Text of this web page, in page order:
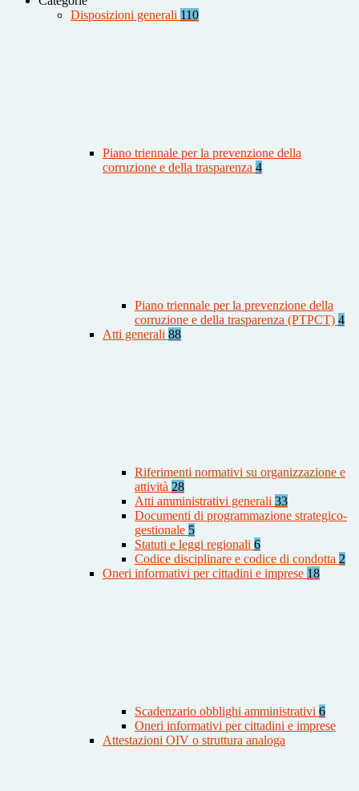
Disposizioni generali 110
Piano triennale per la prevenzione della
corruzione e della trasparenza 4
Piano triennale per la prevenzione della
corruzione e della trasparenza (PTPCT) 4
Atti generali 88
Riferimenti normativi su organizzazione e
attività 28
Atti amministrativi generali 33
Documenti di programmazione strategico-
gestionale 5
Statuti e leggi regionali 6
Codice disciplinare e codice di condotta 2
Oneri informativi per cittadini e imprese 18
Scadenzario obblighi amministrativi 6
Oneri informativi per cittadini e imprese
Attestazioni OIV o struttura analoga